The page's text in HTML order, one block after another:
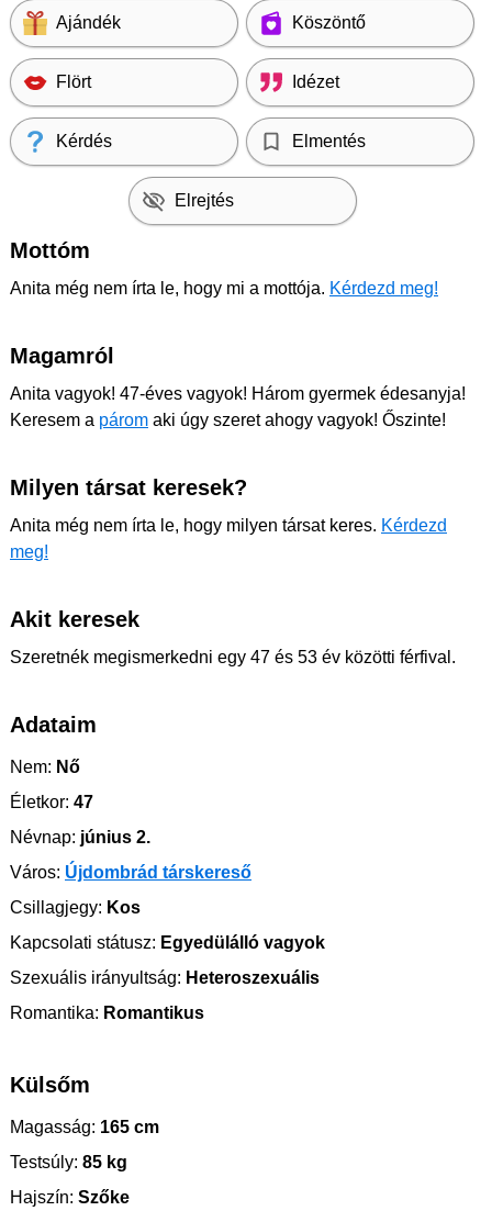
Ajándék Köszöntő
Flört Idézet
Kérdés Elmentés
Elrejtés
Mottóm
Anita még nem írta le, hogy mi a mottója. Kérdezd meg!
Magamról
Anita vagyok! 47-éves vagyok! Három gyermek édesanyja!
Keresem a párom aki úgy szeret ahogy vagyok! Őszinte!
Milyen társat keresek?
Anita még nem írta le, hogy milyen társat keres. Kérdezd
meg!
Akit keresek
Szeretnék megismerkedni egy 47 és 53 év közötti férfival.
Adataim
Nem: Nő
Életkor: 47
Névnap: június 2.
Város: Újdombrád társkereső
Csillagjegy: Kos
Kapcsolati státusz: Egyedülálló vagyok
Szexuális irányultság: Heteroszexuális
Romantika: Romantikus
Külsőm
Magasság: 165 cm
Testsúly: 85 kg
Hajszín: Szőke